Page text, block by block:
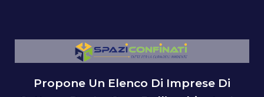
Propone Un Elenco Di Imprese Di